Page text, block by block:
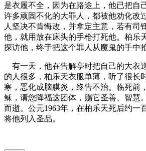
是衣履不全，因为在路途上，他已把自
许多顽固不化的大罪人，都被他劝化改
人坚决不肯悔改，并拿定主意，若有司
他，就用放在床头的手枪打死他。柏乐
探访他，终于把这个罪人从魔鬼的手中
有一天，他在告解亭时把自己的大衣
的人很多，柏乐天衣服单薄，听了很长
寒，恶化成脑膜炎，终告不治。临死前
稣，请您降福这团体，赐它圣善、智慧
而逝。公元1963年，在柏乐天死后约一
将他列入圣品。